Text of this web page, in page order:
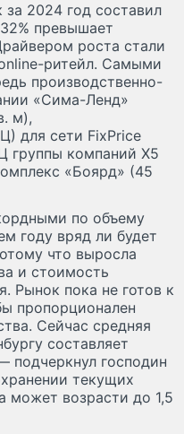
2024 год составил
превышает
роста стали
ритейл. Самыми
производственно-
«Сима-Ленд»
м),
для сети FixPrice
группы компаний X5
«Боярд» (45
по объему
году вряд ли будет
что выросла
и стоимость
Рынок пока не готов к
пропорционален
Сейчас средняя
составляет
подчеркнул господин
текущих
может возрасти до 1,5